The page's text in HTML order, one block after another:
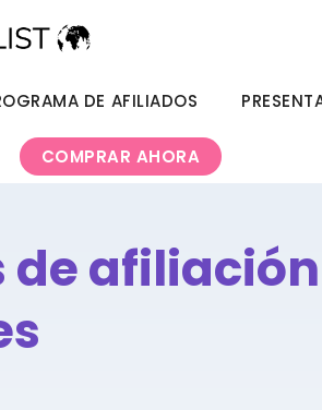
DE AFILIADOS
COMPRAR AHORA
de